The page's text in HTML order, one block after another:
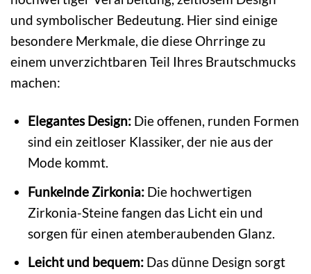
und symbolischer Bedeutung. Hier sind einige
besondere Merkmale, die diese Ohrringe zu
einem unverzichtbaren Teil Ihres Brautschmucks
machen:
Elegantes Design:Die offenen, runden Formen
sind ein zeitloser Klassiker, der nie aus der
Mode kommt.
Funkelnde Zirkonia:Die hochwertigen
Zirkonia-Steine fangen das Licht ein und
sorgen für einen atemberaubenden Glanz.
Leicht und bequem:Das dünne Design sorgt